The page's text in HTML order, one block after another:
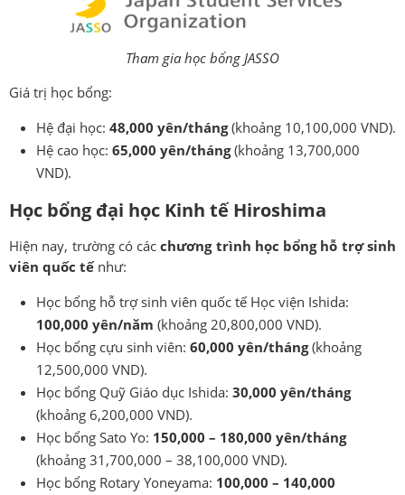
Tham gia học bổng JASSO
Giá trị học bổng:
Hệ đại học: 48,000 yên/tháng(khoảng 10,100,000 VND).
Hệ cao học: 65,000 yên/tháng(khoảng 13,700,000
VND).
Học bổng đại học Kinh tế Hiroshima
Hiện nay, trường có cácchương trình học bổng hỗ trợ sinh
viên quốc tếnhư:
Học bổng hỗ trợ sinh viên quốc tế Học viện Ishida:
100,000 yên/năm (khoảng 20,800,000 VND).
Học bổng cựu sinh viên: 60,000 yên/tháng(khoảng
12,500,000 VND).
Học bổng Quỹ Giáo dục Ishida: 30,000 yên/tháng
(khoảng 6,200,000 VND).
Học bổng Sato Yo: 150,000 – 180,000 yên/tháng
(khoảng 31,700,000 – 38,100,000 VND).
Học bổng Rotary Yoneyama: 100,000 – 140,000